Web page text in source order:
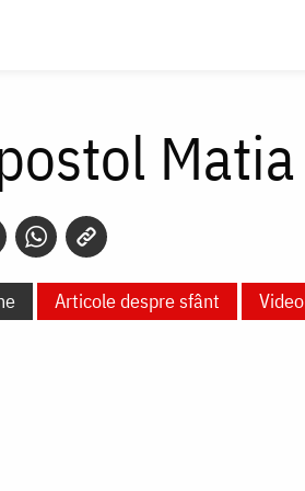
Matia
Articole despre sfânt Video